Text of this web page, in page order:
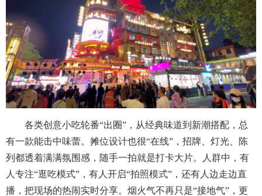
各类创意小吃轮番“出圈”，从经典味道到新潮搭配，总
有一款能击中味蕾。摊位设计也很“在线”，招牌、灯光、陈
列都透着满满氛围感，随手一拍就是打卡大片。人群中，有
人专注“逛吃模式”，有人开启“拍照模式”，还有人边走边直
播，把现场的热闹实时分享。烟火气不再只是“接地气”，更